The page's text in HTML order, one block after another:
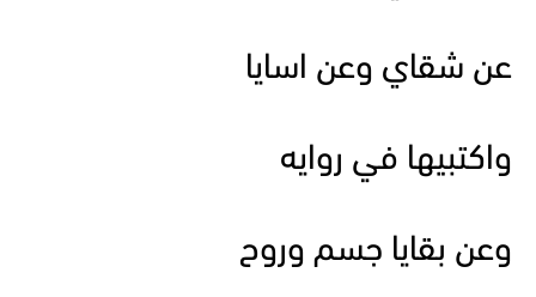
عن شقاي وعن اسايا
واكتبيها في روايه
وعن بقايا جسم وروح